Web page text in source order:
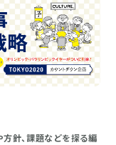
針、課題などを探る編